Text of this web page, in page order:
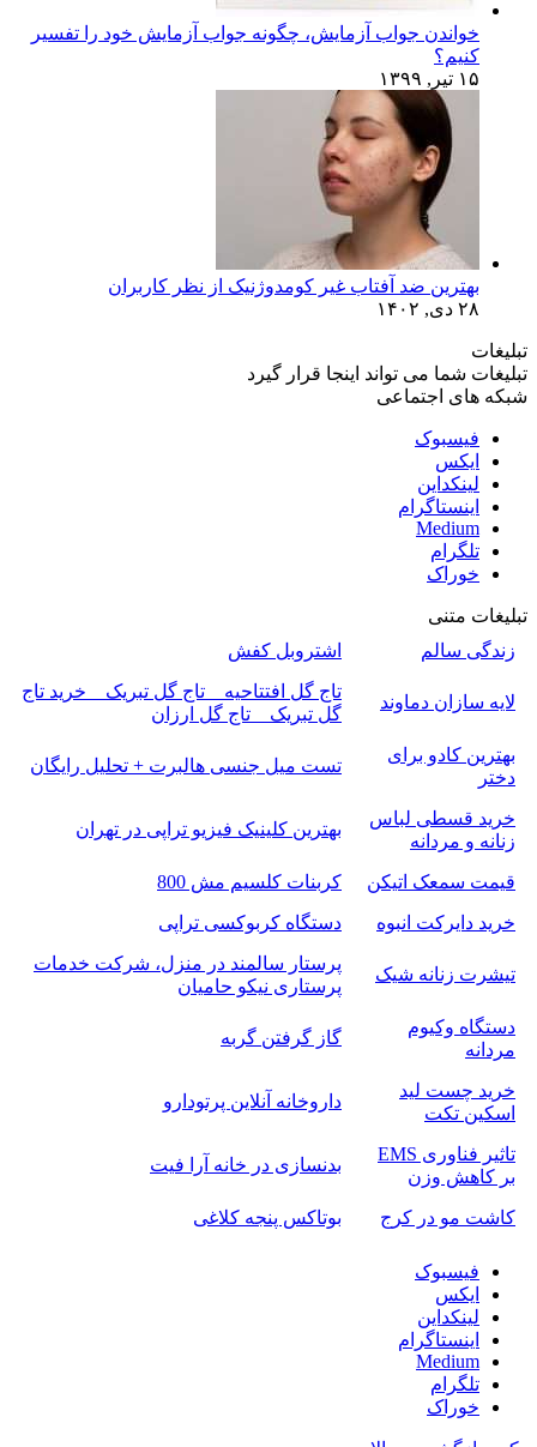
خواندن جواب آزمایش، چگونه جواب آزمایش خود را تفسیر
کنیم؟
۱۵ تیر, ۱۳۹۹
بهترین ضد آفتاب غیر کومدوژنیک از نظر کاربران
۲۸ دی, ۱۴۰۲
تبلیغات
تبلیغات شما می تواند اینجا قرار گیرد
شبکه های اجتماعی
فیسبوک
ایکس
لینکداین
اینستاگرام
Medium
تلگرام
خوراک
تبلیغات متنی
زندگی سالم
اشتروبل کفش
لایه سازان دماوند
تاج گل افتتاحیه _ تاج گل تبریک _ خرید تاج
گل تبریک _ تاج گل ارزان
بهترین کادو برای
دختر
تست میل جنسی هالبرت + تحلیل رایگان
خرید قسطی لباس
زنانه و مردانه
بهترین کلینیک فیزیو تراپی در تهران
قیمت سمعک اتیکن
کربنات کلسیم مش 800
خرید دایرکت انبوه
دستگاه کربوکسی تراپی
تیشرت زنانه شیک
پرستار سالمند در منزل، شرکت خدمات
پرستاری نیکو حامیان
دستگاه وکیوم
مردانه
گاز گرفتن گربه
خرید چست لید
اسکین تکت
داروخانه آنلاین پرتودارو
تاثیر فناوری EMS
بر کاهش وزن
بدنسازی در خانه آرا فیت
کاشت مو در کرج بوتاکس پنجه کلاغی
فیسبوک
ایکس
لینکداین
اینستاگرام
Medium
تلگرام
خوراک